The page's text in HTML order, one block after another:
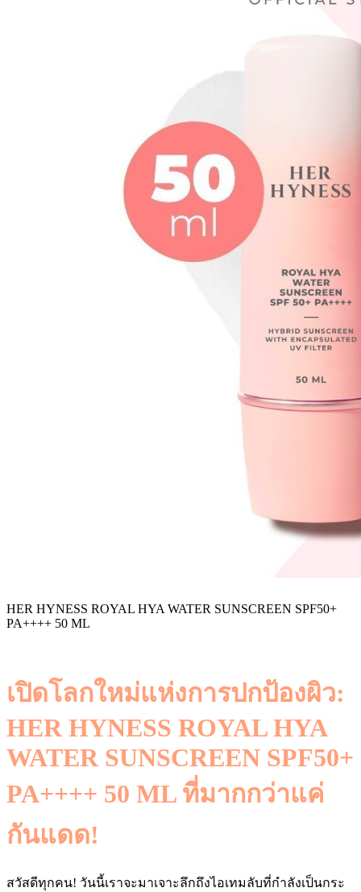
HER HYNESS ROYAL HYA WATER SUNSCREEN SPF50+
PA++++ 50 ML
เปิดโลกใหม่แห่งการปกป้องผิว:
HER HYNESS ROYAL HYA
WATER SUNSCREEN SPF50+
PA++++ 50 ML ที่มากกว่าแค่
กันแดด!
สวัสดีทุกคน! วันนี้เราจะมาเจาะลึกถึงไอเทมลับที่กำลังเป็นกระ